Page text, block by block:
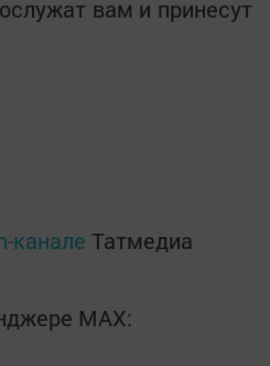
вам и принесут
канале Татмедиа
MАХ: